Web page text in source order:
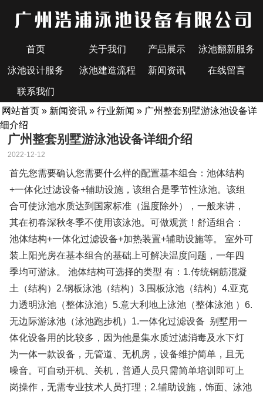
首页 关于我们 产品展示 泳池翻新服务
泳池设计服务 泳池建造流程 新闻资讯 在线留言
联系我们
网站首页 » 新闻资讯 » 行业新闻 » 广州整套别墅游泳池设备详
细介绍
广州整套别墅游泳池设备详细介绍
2022-12-12
首先您需要确认您需要什么样的配置基本组合：池体结构
+一体化过滤设备+辅助设施，该组合是季节性泳池。该组
合可使泳池水质达到国家标准（温度除外），一般来讲，
其在初春深秋冬季不使用该泳池。可做观赏！舒适组合：
池体结构+一体化过滤设备+加热装置+辅助设施等。 室外可
装上阳光房在基本组合的基础上可解决温度问题，一年四
季均可游泳。 池体结构可选择的类型 有：1.传统钢筋混凝
土（结构）2.钢板泳池（结构）3.围板泳池（结构）4.亚克
力透明泳池（整体泳池）5.意大利地上泳池（整体泳池 ）6.
无边际游泳池（泳池跑步机）1.一体化过滤设备 别墅用一
体化设备用的比较多，因为他是集水质过滤消毒及水下灯
为一体一款设备，无管道、无机房，设备维护简单，且无
噪音。可自动开机、关机，普通人员只需简单培训即可上
岗操作，无需专业技术人员打理；2.辅助设施，饰面、泳池